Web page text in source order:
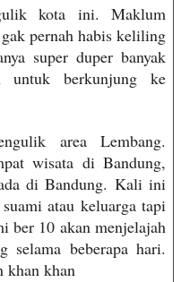
kota ini. Maklum
pernah habis keliling
super duper banyak
untuk berkunjung ke
area Lembang.
wisata di Bandung,
di Bandung. Kali ini
atau keluarga tapi
ber 10 akan menjelajah
selama beberapa hari.
khan khan